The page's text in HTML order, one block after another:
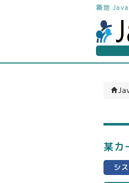
築地
某カ
シ